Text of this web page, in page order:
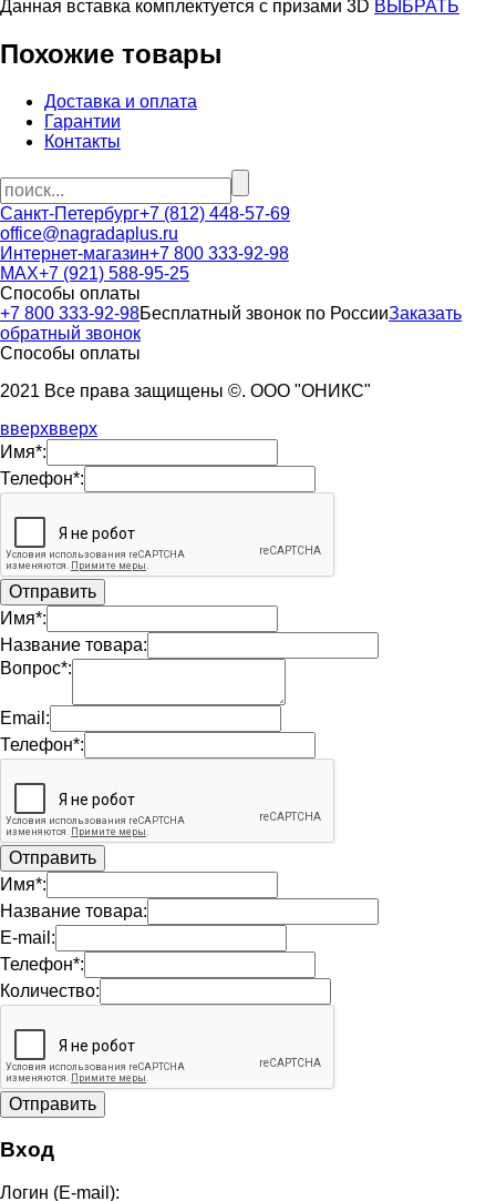
Данная вставка комплектуется c призами 3D ВЫБРАТЬ
Похожие товары
Доставка и оплата
Гарантии
Контакты
Санкт-Петербург+7 (812) 448-57-69
office@nagradaplus.ru
Интернет-магазин+7 800 333-92-98
MAX+7 (921) 588-95-25
Способы оплаты
+7 800 333-92-98Бесплатный звонок по РоссииЗаказать
обратный звонок
Способы оплаты
2021 Все права защищены ©. ООО "ОНИКС"
вверхвверх
Имя*:
Телефон*:
Имя*:
Название товара:
Вопрос*:
Email:
Телефон*:
Имя*:
Название товара:
E-mail:
Телефон*:
Количество:
Вход
Логин (E-mail):